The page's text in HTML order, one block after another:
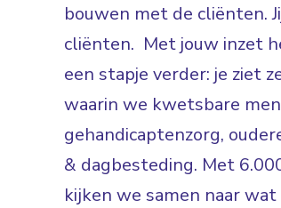
bouwen met de cliënten.
cliënten. Met jouw inzet
een stapje verder: je ziet
waarin we kwetsbare
gehandicaptenzorg,
& dagbesteding. Met
kijken we samen naar